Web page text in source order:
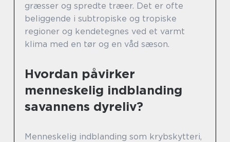
græsser og spredte træer. Det er ofte
beliggende i subtropiske og tropiske
regioner og kendetegnes ved et varmt
klima med en tør og en våd sæson.
Hvordan påvirker
menneskelig indblanding
savannens dyreliv?
Menneskelig indblanding som krybskytteri,